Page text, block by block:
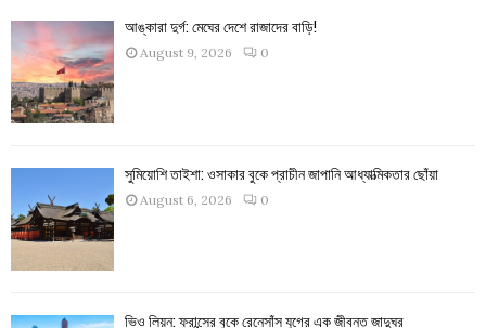
আঙ্কারা দুর্গ: মেঘের দেশে রাজাদের বাড়ি!
August 9, 2026 0
সুমিয়োশি তাইশা: ওসাকার বুকে প্রাচীন জাপানি আধ্যাত্মিকতার ছোঁয়া
August 6, 2026 0
ভিও লিয়ন: ফ্রান্সের বুকে রেনেসাঁস যুগের এক জীবন্ত জাদুঘর